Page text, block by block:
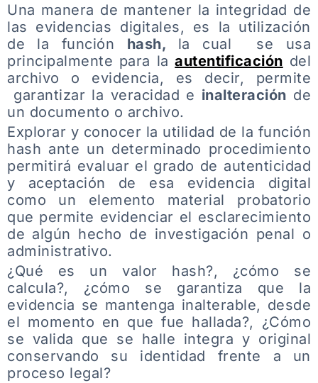
Una manera de mantener la integridad de
las evidencias digitales, es la utilización
de la función hash, la cual se usa
principalmente para laautentificación del
archivo o evidencia, es decir, permite
garantizar la veracidad e inalteración de
un documento o archivo.
Explorar y conocer la utilidad de la función
hash ante un determinado procedimiento
permitirá evaluar el grado de autenticidad
y aceptación de esa evidencia digital
como un elemento material probatorio
que permite evidenciar el esclarecimiento
de algún hecho de investigación penal o
administrativo.
¿Qué es un valor hash?, ¿cómo se
calcula?, ¿cómo se garantiza que la
evidencia se mantenga inalterable, desde
el momento en que fue hallada?, ¿Cómo
se valida que se halle integra y original
conservando su identidad frente a un
proceso legal?